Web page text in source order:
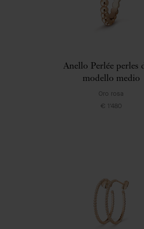
Anello Perlée perles
modello medio
Oro rosa
€ 1'480